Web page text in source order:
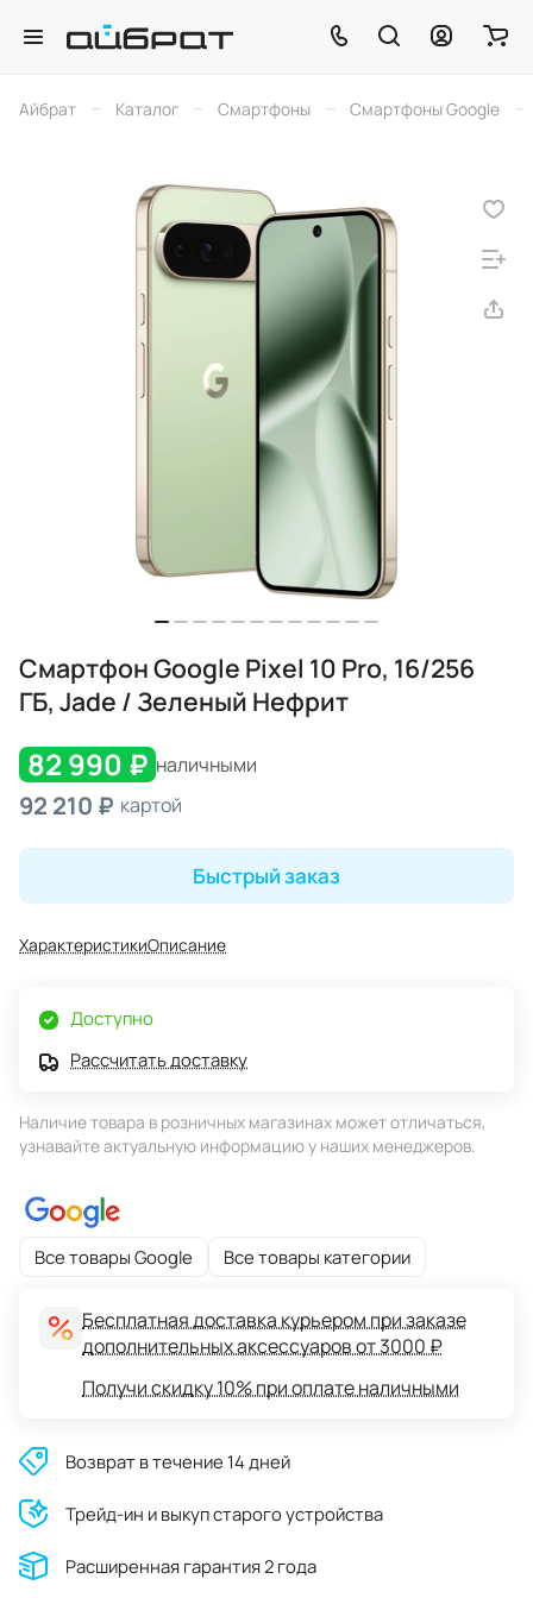
Айбрат – Каталог – Смартфоны – Смартфоны Google –
Смартфон Google Pixel 10 Pro, 16/256
ГБ, Jade / Зеленый Нефрит
82 990 ₽ наличными
92 210 ₽ картой
Быстрый заказ
ХарактеристикиОписание
Доступно
Рассчитать доставку
Наличие товара в розничных магазинах может отличаться,
узнавайте актуальную информацию у наших менеджеров.
Все товары Google Все товары категории
Бесплатная доставка курьером при заказе
дополнительных аксессуаров от 3000 ₽
Получи скидку 10% при оплате наличными
Возврат в течение 14 дней
Трейд-ин и выкуп старого устройства
Расширенная гарантия 2 года